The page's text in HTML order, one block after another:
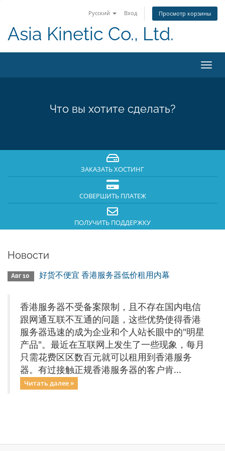
Русский Вход Просмотр корзины
Asia Kinetic Co., Ltd.
Что вы хотите сделать?
ЗАКАЗАТЬ ХОСТИНГ
СОВЕРШИТЬ ПЛАТЕЖ
ПОЛУЧИТЬ ПОДДЕРЖКУ
Новости
Авг 10 好货不便宜 香港服务器低价租用内幕
香港服务器不受备案限制，且不存在国内电信
跟网通互联不互通的问题，这些优势使得香港
服务器迅速的成为企业和个人站长眼中的"明星
产品"。最近在互联网上发生了一些现象，每月
只需花费区区数百元就可以租用到香港服务
器。有过接触正规香港服务器的客户肯...
Читать далее »